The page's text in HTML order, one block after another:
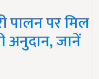
पालन पर मिल
अनुदान, जानें